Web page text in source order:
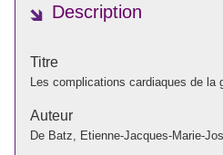
Description
Titre
Les complications cardiaques de la
Auteur
De Batz, Etienne-Jacques-Marie-